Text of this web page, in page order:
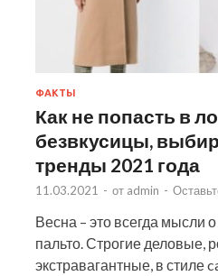
ФАКТЫ
Как не попасть в
безвкусицы,
тренды 2021 года
11.03.2021 - от admin -
Весна – это всегда мысли
пальто. Строгие деловые,
экстравагантные, в стиле